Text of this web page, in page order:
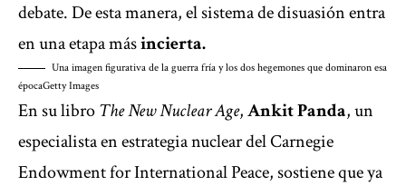
debate. De esta manera, el sistema de disuasión entra
en una etapa másincierta.
Una imagen figurativa de la guerra fría y los dos hegemones que dominaron esa
épocaGetty Images
En su libroThe New Nuclear Age,Ankit Panda, un
especialista en estrategia nuclear del Carnegie
Endowment for International Peace, sostiene que ya